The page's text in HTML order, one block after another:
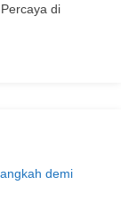
di
demi